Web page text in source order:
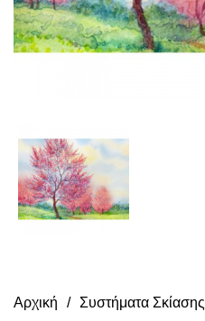
Αρχική Συστήματα Σκίασης